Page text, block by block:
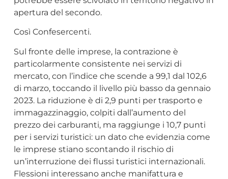
apertura del secondo.
Così Confesercenti.
Sul fronte delle imprese, la contrazione è
particolarmente consistente nei servizi di
mercato, con l’indice che scende a 99,1 dal 102,6
di marzo, toccando il livello più basso da gennaio
2023. La riduzione è di 2,9 punti per trasporto e
immagazzinaggio, colpiti dall’aumento del
prezzo dei carburanti, ma raggiunge i 10,7 punti
per i servizi turistici: un dato che evidenzia come
le imprese stiano scontando il rischio di
un’interruzione dei flussi turistici internazionali.
Flessioni interessano anche manifattura e